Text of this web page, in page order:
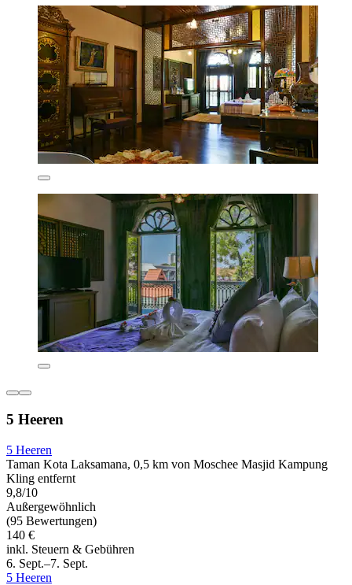
5 Heeren
5 Heeren
Taman Kota Laksamana, 0,5 km von Moschee Masjid Kampung
Kling entfernt
9,8/10
Außergewöhnlich
(95 Bewertungen)
140 €
inkl. Steuern & Gebühren
6. Sept.–7. Sept.
5 Heeren